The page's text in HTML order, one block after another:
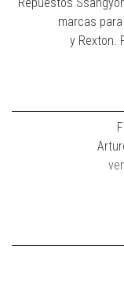
marcas
y Rexton.